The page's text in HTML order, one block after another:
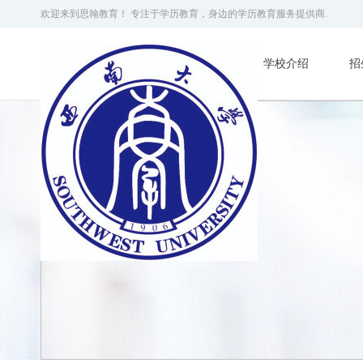
欢迎来到思翰教育！ 专注于学历教育，身边的学历教育服务提供商.
学校介绍 招